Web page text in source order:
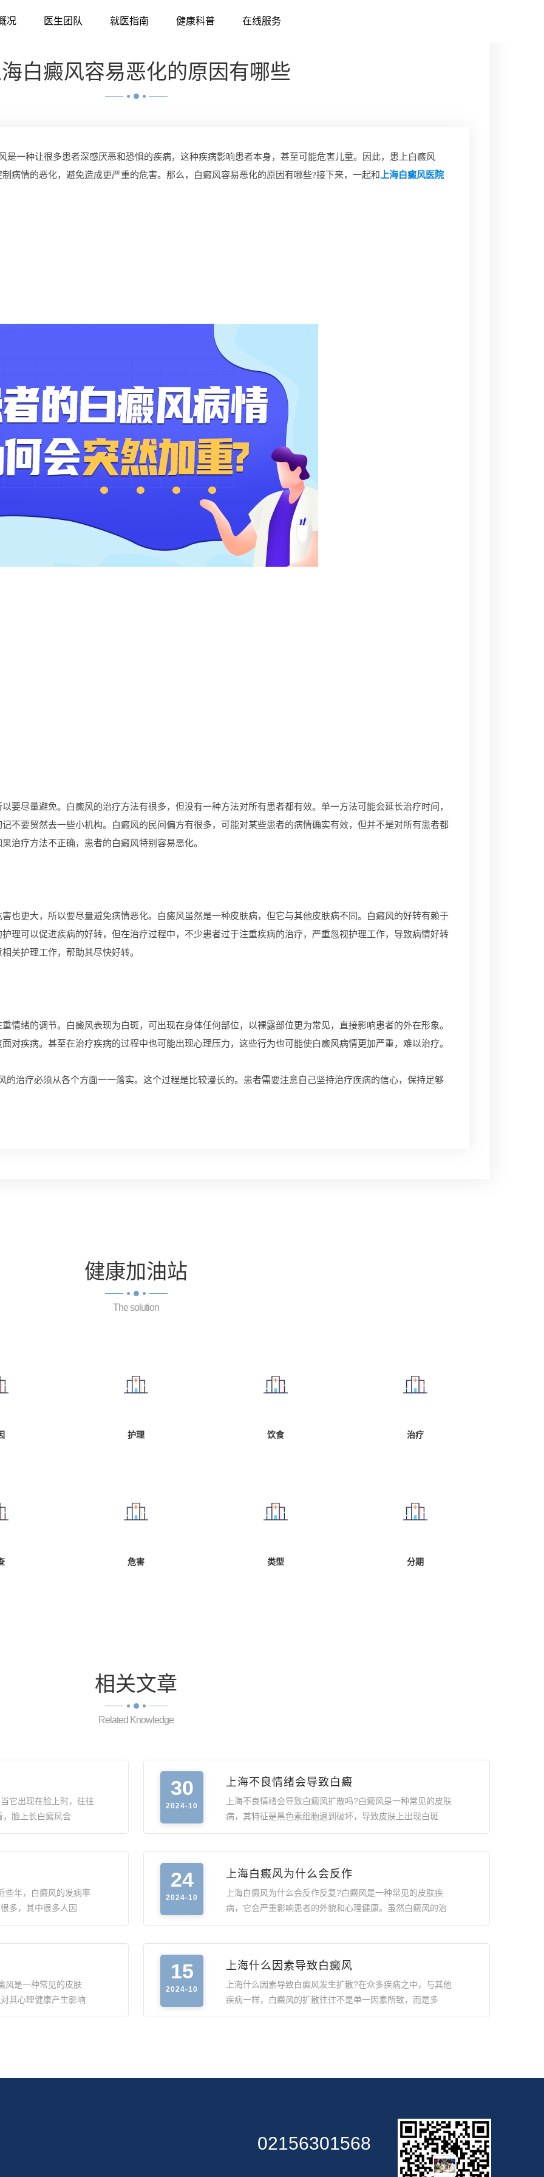
况 医生团队 就医指南 健康科普 在线服务
白癜风容易恶化的原因有哪些
是一种让很多患者深感厌恶和恐惧的疾病，这种疾病影响患者本身，甚至可能危害儿童。因此，患上白癜风
病情的恶化，避免造成更严重的危害。那么，白癜风容易恶化的原因有哪些?接下来，一起和
上海白癜风医院
尽量避免。白癜风的治疗方法有很多，但没有一种方法对所有患者都有效。单一方法可能会延长治疗时间，
不要贸然去一些小机构。白癜风的民间偏方有很多，可能对某些患者的病情确实有效，但并不是对所有患者都
治疗方法不正确，患者的白癜风特别容易恶化。
更大，所以要尽量避免病情恶化。白癜风虽然是一种皮肤病，但它与其他皮肤病不同。白癜风的好转有赖于
理可以促进疾病的好转，但在治疗过程中，不少患者过于注重疾病的治疗，严重忽视护理工作，导致病情好转
关护理工作，帮助其尽快好转。
绪的调节。白癜风表现为白斑，可出现在身体任何部位，以裸露部位更为常见，直接影响患者的外在形象。
对疾病。甚至在治疗疾病的过程中也可能出现心理压力，这些行为也可能使白癜风病情更加严重，难以治疗。
疗必须从各个方面一一落实。这个过程是比较漫长的。患者需要注意自己坚持治疗疾病的信心，保持足够
健康加油站
The solution
护理 饮食 治疗
危害 类型 分期
相关文章
Related Knowledge
它出现在脸上时，往往
脸上长白癜风会
30
2024-10
上海不良情绪会导致白癜
上海不良情绪会导致白癜风扩散吗?白癜风是一种常见的皮肤
病，其特征是黑色素细胞遭到破坏，导致皮肤上出现白斑
些年，白癜风的发病率
多，其中很多人因
24
2024-10
上海白癜风为什么会反作
上海白癜风为什么会反作反复?白癜风是一种常见的皮肤疾
病，它会严重影响患者的外貌和心理健康。虽然白癜风的治
风是一种常见的皮肤
其心理健康产生影响
15
2024-10
上海什么因素导致白癜风
上海什么因素导致白癜风发生扩散?在众多疾病之中，与其他
疾病一样，白癜风的扩散往往不是单一因素所致，而是多
02156301568